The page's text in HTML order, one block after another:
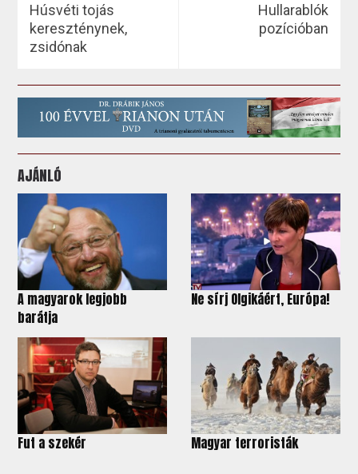
Húsvéti tojás
kereszténynek,
zsidónak
Hullarablók
pozícióban
AJÁNLÓ
A magyarok legjobb
barátja
Ne sírj Olgikáért, Európa!
Fut a szekér Magyar terroristák